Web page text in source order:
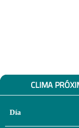
CLIMA
Día